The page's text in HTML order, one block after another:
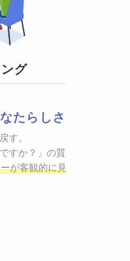
しご提案いたします。
、適した場所へ適切なタ
スを考え実行・検証・修正
グ
たらしさ
す。
すか？」の質問に答えるこ
が客観的に見ながら最終的